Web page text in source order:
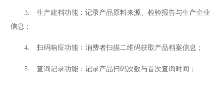
3. 生产建档功能：记录产品原料来源、检验报告与生产企业
信息；
4. 扫码响应功能：消费者扫描二维码获取产品档案信息；
5. 查询记录功能：记录产品扫码次数与首次查询时间；